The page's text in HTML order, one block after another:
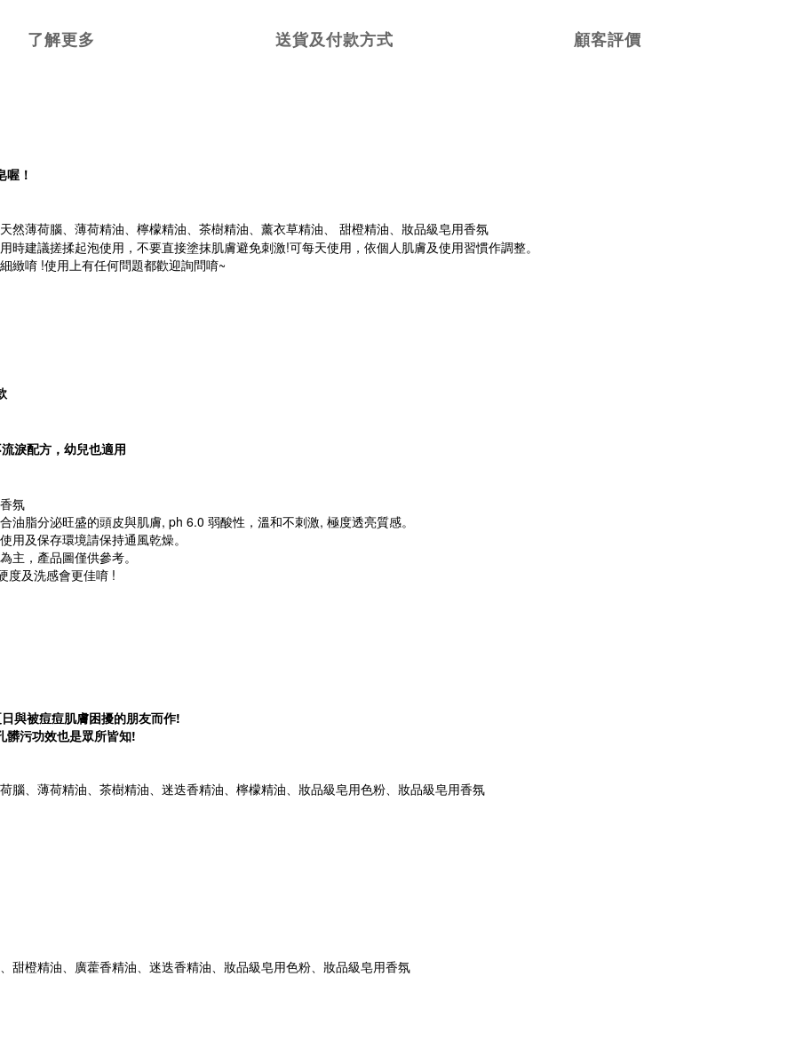
了解更多 送貨及付款方式 顧客評價
！
然薄荷腦、薄荷精油、檸檬精油、茶樹精油、薰衣草精油、 甜橙精油、妝品級皂用香氛
時建議搓揉起泡使用，不要直接塗抹肌膚避免刺激!可每天使用 ，依個人肌膚及使用習慣作調整。
緻唷 !使用上有任何問題都歡迎詢問唷~
淚配方，幼兒也適用
氛
脂分泌旺盛的頭皮與肌膚, ph 6.0 弱酸性，溫和不刺激, 極度透亮質感。
用及保存環境請保持通風乾燥。
主，產品圖僅供參考。
度及洗感會更佳唷 !
與被痘痘肌膚困擾的朋友而作!
髒污功效也是眾所皆知!
腦、薄荷精油、茶樹精油、迷迭香精油、檸檬精油、妝品級皂用色粉、妝品級皂用香氛
甜橙精油、廣藿香精油、迷迭香精油、妝品級皂用色粉、妝品級皂用香氛